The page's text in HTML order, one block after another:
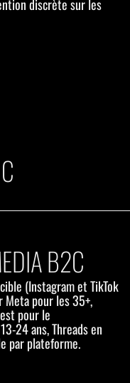
discrète sur les
B2C
(Instagram et TikTok
Meta pour les 35+,
pour le
24 ans, Threads en
par plateforme.